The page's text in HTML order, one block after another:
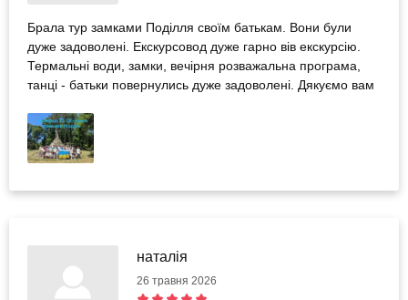
Брала тур замками Поділля своїм батькам. Вони були
дуже задоволені. Екскурсовод дуже гарно вів екскурсію.
Термальні води, замки, вечірня розважальна програма,
танці - батьки повернулись дуже задоволені. Дякуємо вам
наталія
26 травня 2026